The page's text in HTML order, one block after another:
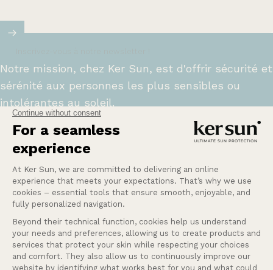
Notre mission, chez Ker Sun, est d'offrir sécurité et
sérénité aux personnes les plus sensibles ou
intolérantes au soleil.
En savoir plus
Une Question ?
Nos services
Entreprise